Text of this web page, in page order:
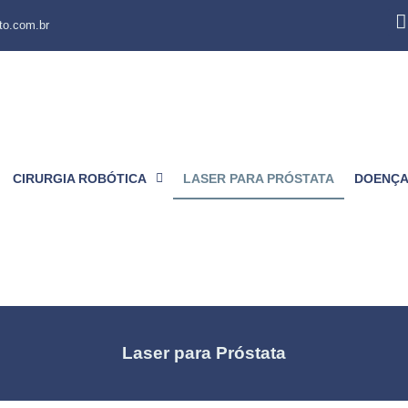
F
CIRURGIA ROBÓTICA LASER PARA PRÓSTATA
Laser para Próstata